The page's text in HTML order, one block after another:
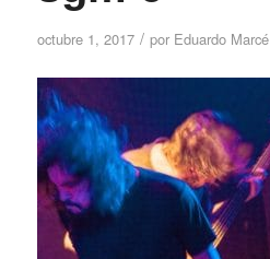
octubre 1, 2017 / por Eduardo Marcé